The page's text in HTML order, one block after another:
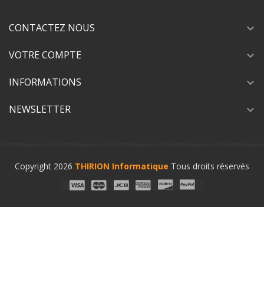
CONTACTEZ NOUS expand_more
VOTRE COMPTE expand_more
INFORMATIONS expand_more
NEWSLETTER expand_more
Copyright 2026 THIRION Informatique Tous droits réservés